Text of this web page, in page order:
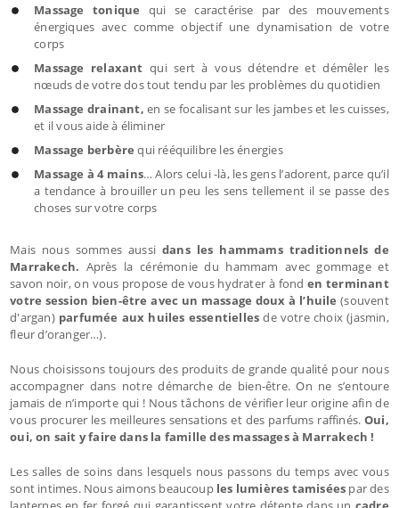
Massage tonique qui se caractérise par des mouvements
énergiques avec comme objectif une dynamisation de votre
corps
Massage relaxant qui sert à vous détendre et démêler les
nœuds de votre dos tout tendu par les problèmes du quotidien
Massage drainant, en se focalisant sur les jambes et les cuisses,
et il vous aide à éliminer
Massage berbère qui rééquilibre les énergies
Massage à 4 mains… Alors celui -là, les gens l’adorent, parce qu’il
a tendance à brouiller un peu les sens tellement il se passe des
choses sur votre corps
Mais nous sommes aussidans les hammams traditionnels de
Marrakech. Après la cérémonie du hammam avec gommage et
savon noir, on vous propose de vous hydrater à fond en terminant
votre session bien-être avec un massage doux à l’huile(souvent
d'argan) parfumée aux huiles essentielles de votre choix (jasmin,
fleur d’oranger…).
Nous choisissons toujours des produits de grande qualité pour nous
accompagner dans notre démarche de bien-être. On ne s’entoure
jamais de n’importe qui ! Nous tâchons de vérifier leur origine afin de
vous procurer les meilleures sensations et des parfums raffinés.Oui,
oui, on sait y faire dans la famille des massages à Marrakech !
Les salles de soins dans lesquels nous passons du temps avec vous
sont intimes. Nous aimons beaucoup les lumières tamisées par des